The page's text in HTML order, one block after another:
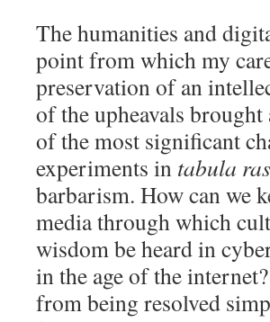
The humanities and
point from which my
preservation of an
of the upheavals
of the most significant
experiments in tabula
barbarism. How can we
media through which
wisdom be heard in
in the age of the
from being resolved